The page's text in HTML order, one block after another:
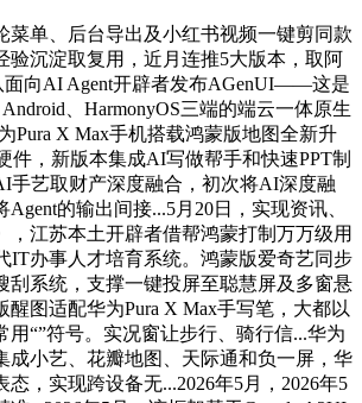
单、后台导出及小红书视频一键剪同款
验沉淀取复用，近月连推5大版本，取阿
面向AI Agent开辟者发布AGenUI——这是
、HarmonyOS三端的端云一体原生
Pura X Max手机搭载鸿蒙版地图全新升
件，新版本集成AI写做帮手和快速PPT制
手艺取财产深度融合，初次将AI深度融
Agent的输出间接...5月20日，实现资讯、
，江苏本土开辟者借帮鸿蒙打制万万级用
IT办事人才培育系统。鸿蒙版爱奇艺同步
刮系统，支撑一键投屏至聪慧屏及多窗悬
醒图适配华为Pura X Max手写笔，大都以
用“”符号。实况窗让步行、骑行信...华为
成小艺、花瓣地图、天际通和负一屏，华
态，实现跨设备无...2026年5月，2026年5